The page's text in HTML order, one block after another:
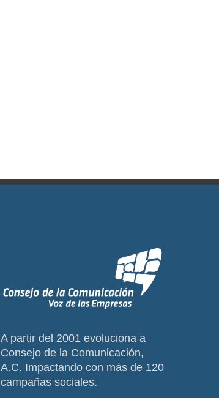
A partir del 2001 evoluciona a
Consejo de la Comunicación,
A.C. Impactando con más de 120
campañas sociales.